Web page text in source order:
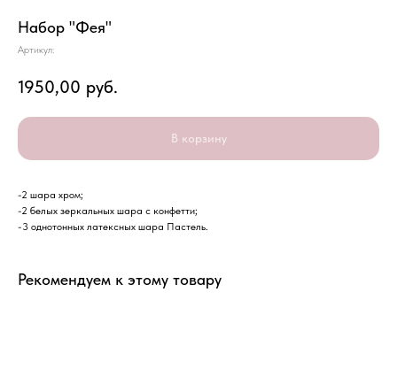
Набор "Фея"
Артикул:
1950,00 руб.
В корзину
-2 шара хром;
-2 белых зеркальных шара с конфетти;
-3 однотонных латексных шара Пастель.
Рекомендуем к этому товару